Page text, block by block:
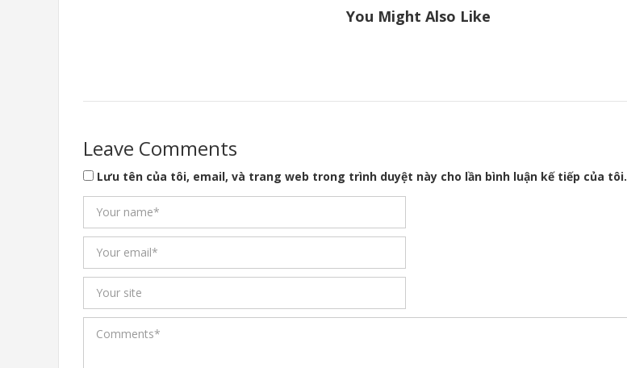
You Might Also Like
Leave Comments
Lưu tên của tôi, email, và trang web trong trình duyệt này cho lần bình luận kế tiếp của tôi.